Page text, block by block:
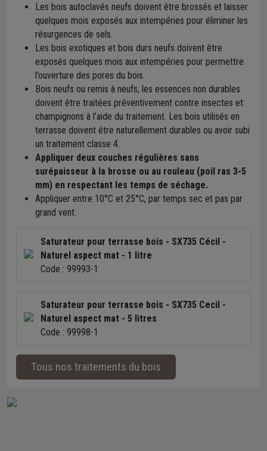
Les bois autoclavés neufs doivent être brossés et laisser
quelques mois exposés aux intempéries pour éliminer les
résurgences de sels.
Les bois exotiques et bois durs neufs doivent être
exposés quelques mois aux intempéries pour permettre
l’ouverture des pores du bois.
Bois neufs ou remis à neufs, les essences non durables
doivent être traitées préventivement contre insectes et
champignons à l’aide du traitement. Les bois utilisés en
terrasse doivent être naturellement durables ou avoir subi
un traitement classe 4.
Appliquer deux couches régulières sans
surépaisseur à la brosse ou au rouleau (poil ras 3-5
mm) en respectant les temps de séchage.
Appliquer entre 10°C et 25°C, par temps sec et pas par
grand vent.
Saturateur pour terrasse bois - SX735 Cécil -
Naturel aspect mat - 1 litre
Code : 99993-1
Saturateur pour terrasse bois - SX735 Cecil -
Naturel aspect mat - 5 litres
Code : 99998-1
Tous nos traitements du bois